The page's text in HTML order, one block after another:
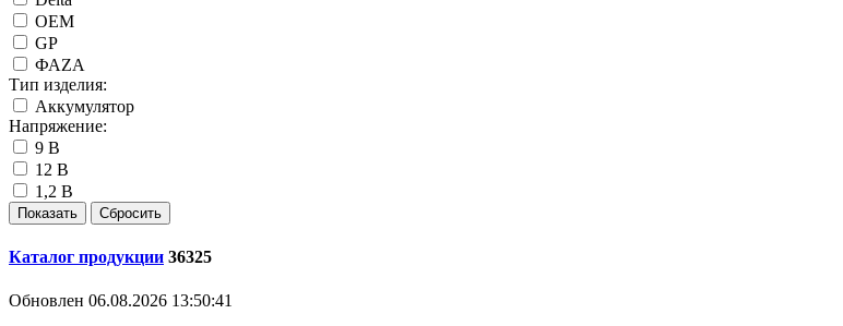
ОЕМ
GP
ФАZА
Тип изделия:
Аккумулятор
Напряжение:
9 В
12 В
1,2 В
Каталог продукции 36325
Обновлен 06.08.2026 13:50:41